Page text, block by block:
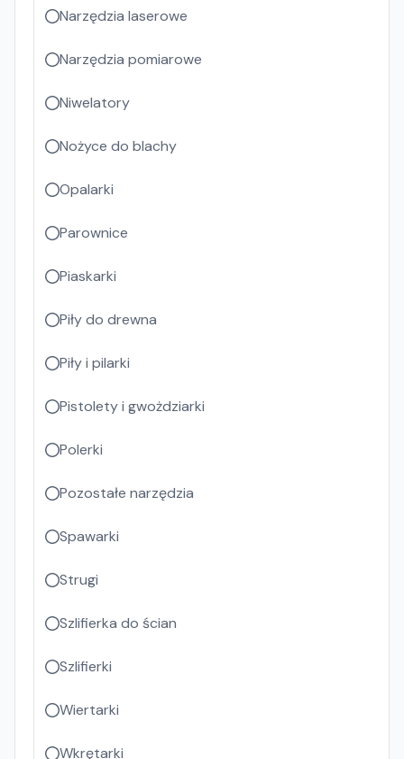
Narzędzia laserowe
Narzędzia pomiarowe
Niwelatory
Nożyce do blachy
Opalarki
Parownice
Piaskarki
Piły do drewna
Piły i pilarki
Pistolety i gwożdziarki
Polerki
Pozostałe narzędzia
Spawarki
Strugi
Szlifierka do ścian
Szlifierki
Wiertarki
Wkrętarki